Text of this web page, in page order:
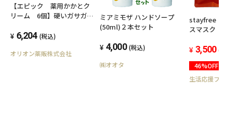
【エピック 薬用かかとク
リーム 6個】硬いガサガサ
かかとに！今ならトラベル
6,204 (税込)
オリオン薬販株式会社
ミアミモザ ハンドソープ
(50ml)２本セット
4,000 (税込)
㈱オオタ
stayfree i-
スマスク
3,500 (税
46%OFF
生活応援フェ